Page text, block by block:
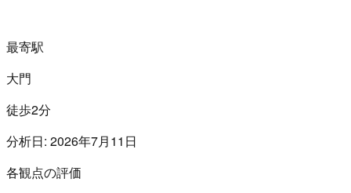
最寄駅
大門
徒歩2分
分析日: 2026年7月11日
各観点の評価